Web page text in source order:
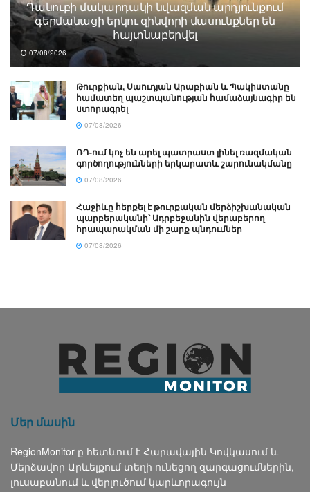
Դանուբի մակարդակի նվազման արդյունքում
գերմանացի երկու զինվորի մասունքներ են
հայտնաբերվել
07/08/2026
Թուրքիան, Սաուդյան Արաբիան և Պակիստանը
համատեղ պաշտպանության համաձայնագիր են
ստորագրել
07/08/2026
ՌԴ-ում կոչ են արել պատրաստ լինել ռազմական
գործողությունների երկարատև շարունակմանը
07/08/2026
Հաջիևը հերքել է թուրքական մերձիշխանական
պարբերականի՝ Ադրբեջանին վերաբերող
հրապարակման մի շարք պնդումներ
07/08/2026
Մեր մասին
RegionMonitor-ը հետևում է Հարավային Կովկասում և
Մերձավոր Արևելքում տեղի ունեցող զարգացումներին,
լուսաբանում և վերլուծում կարևորագույն